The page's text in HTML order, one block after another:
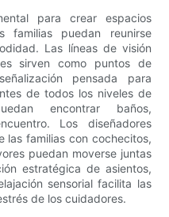
para crear espacios
familias puedan reunirse
Las líneas de visión
sirven como puntos de
pensada para
de todos los niveles de
encontrar baños,
Los diseñadores
las familias con cochecitos,
puedan moverse juntas
estratégica de asientos,
sensorial facilita las
de los cuidadores.